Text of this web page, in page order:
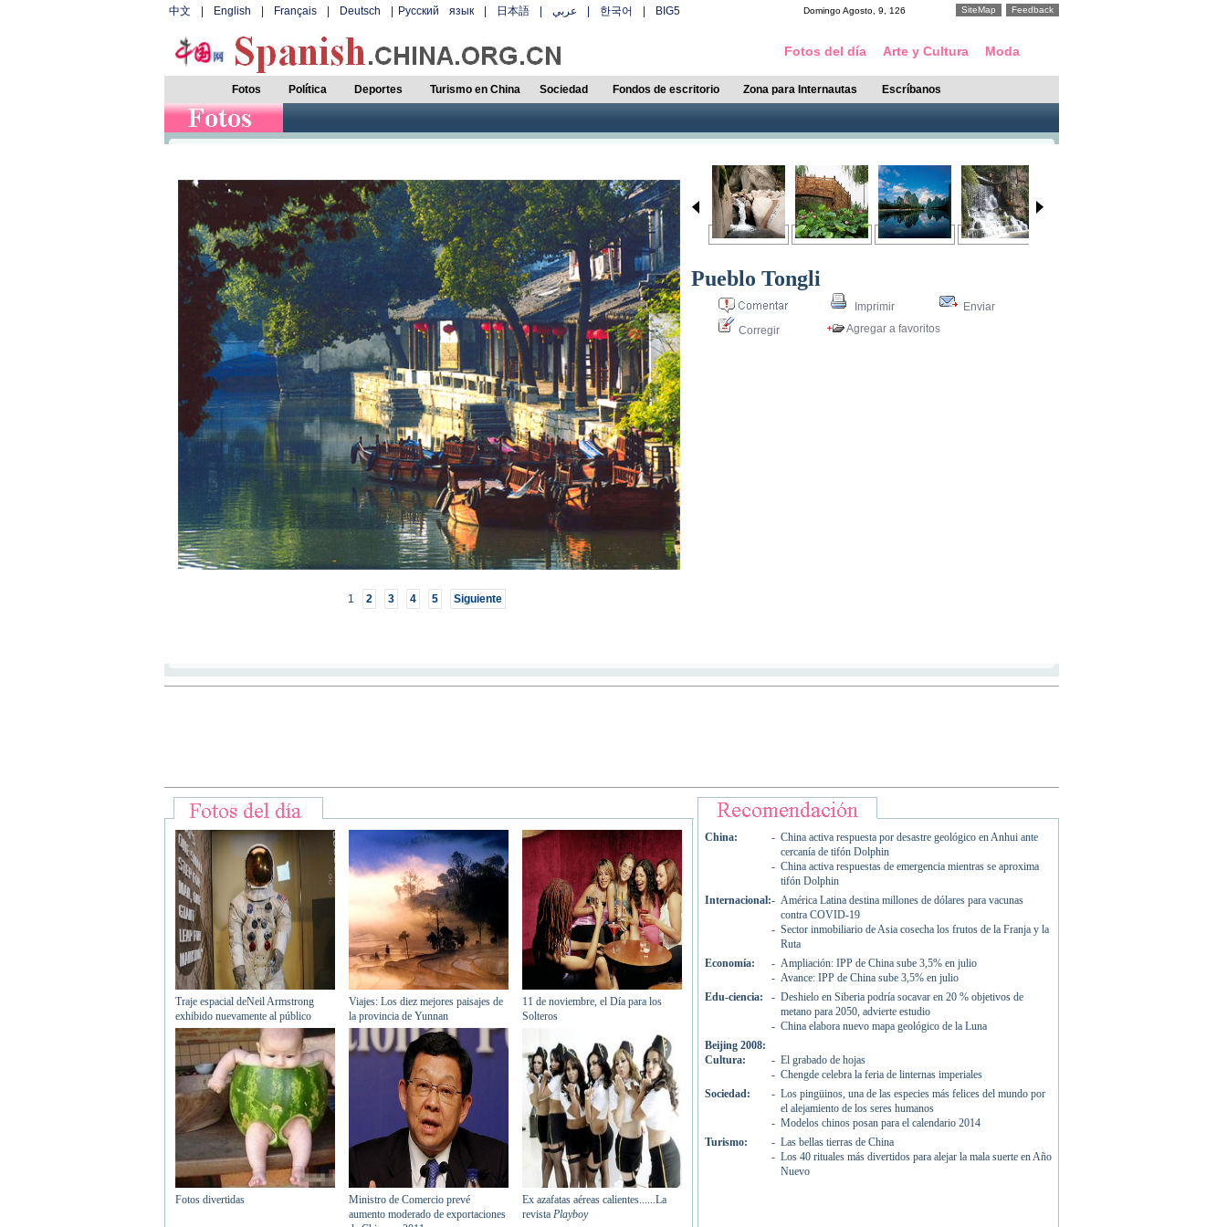
中文 English Français| Deutsch Русский язык| 日本語| عربي 한국어 BIG5 Feedback
SiteMap
DomingoAgosto, 9 126
Fotos del día Arte y Cultura Moda
Fotos Política Deportes Turismo en China Sociedad Fondos de escritorio Zona para Internautas Escríbanos
1 2 3 4 5 Siguiente
Pueblo Tongli
Imprimir
Enviar
Corregir
Agregar a favoritos